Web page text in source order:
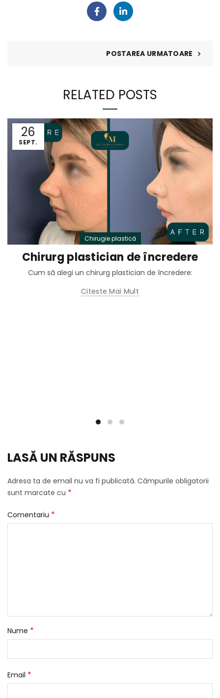
POSTAREA URMATOARE
RELATED POSTS
26
SEPT.
Chirugie plastică
Chirurg plastician de încredere
Cum să alegi un chirurg plastician de încredere:
Citeste Mai Mult
LASĂ UN RĂSPUNS
Adresa ta de email nu va fi publicată. Câmpurile obligatorii
sunt marcate cu *
Comentariu *
Nume *
Email *